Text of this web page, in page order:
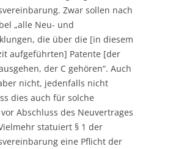
Zwar sollen nach
„alle Neu- und
die über die [in diesem
aufgeführten] Patente [der
der C gehören“. Auch
nicht, jedenfalls nicht
dies auch für solche
Abschluss des Neuvertrages
statuiert § 1 der
eine Pflicht der